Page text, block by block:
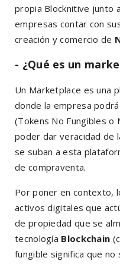
propia Blocknitive junto
empresas contar con
creación y comercio de
- ¿Qué es un
Un Marketplace es una
donde la empresa
(Tokens No Fungibles o
poder dar veracidad de
se suban a esta
de compraventa.
Por poner en contexto,
activos digitales que
de propiedad que se
tecnología Blockchain
fungible significa que